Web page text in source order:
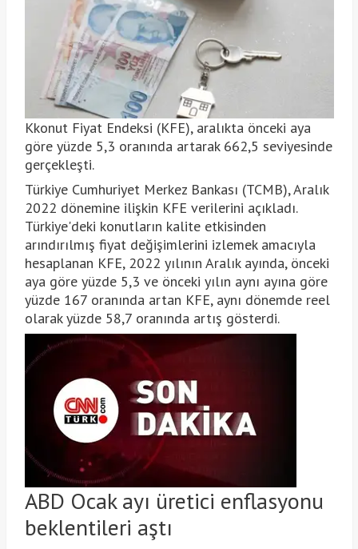
Kkonut Fiyat Endeksi (KFE), aralıkta önceki aya
göre yüzde 5,3 oranında artarak 662,5 seviyesinde
gerçekleşti.
Türkiye Cumhuriyet Merkez Bankası (TCMB), Aralık
2022 dönemine ilişkin KFE verilerini açıkladı.
Türkiye'deki konutların kalite etkisinden
arındırılmış fiyat değişimlerini izlemek amacıyla
hesaplanan KFE, 2022 yılının Aralık ayında, önceki
aya göre yüzde 5,3 ve önceki yılın aynı ayına göre
yüzde 167 oranında artan KFE, aynı dönemde reel
olarak yüzde 58,7 oranında artış gösterdi.
ABD Ocak ayı üretici enflasyonu
beklentileri aştı